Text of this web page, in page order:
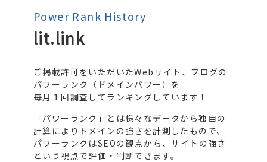
Power Rank History
lit.link
ご掲載許可をいただいたWebサイト、ブログの
パワーランク（ドメインパワー）を
毎月１回調査してランキングしています！
「パワーランク」とは様々なデータから独自の
計算によりドメインの強さを計測したもので、
パワーランクはSEOの観点から、サイトの強さ
という視点で評価・判断できます。